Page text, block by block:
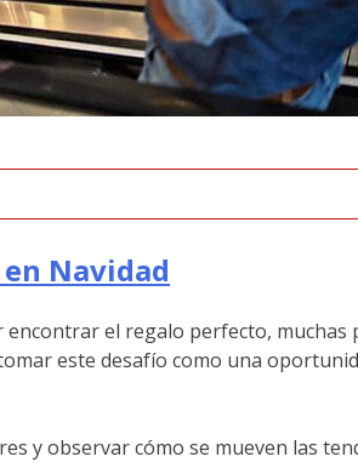
Navidad
encontrar el regalo perfecto,
este desafío como una
y observar cómo se mueven las